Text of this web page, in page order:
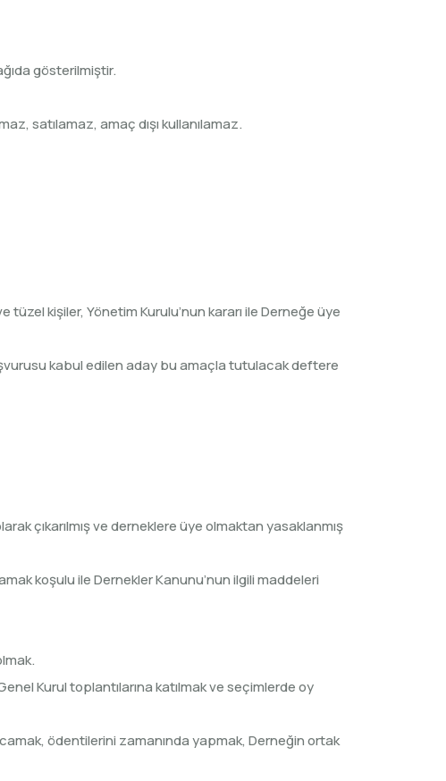
gösterilmiştir.
satılamaz, amaç dışı kullanılamaz.
kişiler, Yönetim Kurulu’nun kararı ile Derneğe üye
kabul edilen aday bu amaçla tutulacak deftere
çıkarılmış ve derneklere üye olmaktan yasaklanmış
koşulu ile Dernekler Kanunu’nun ilgili maddeleri
Kurul toplantılarına katılmak ve seçimlerde oy
ödentilerini zamanında yapmak, Derneğin ortak